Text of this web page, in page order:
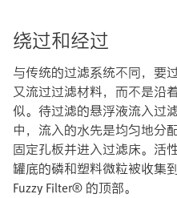
绕过和经过
与传统的过滤系统不同，要
又流过过滤材料，而不是沿
似。待过滤的悬浮液流入过
中，流入的水先是均匀地分
固定孔板并进入过滤床。活
罐底的磷和塑料微粒被收集
Fuzzy Filter® 的顶部。